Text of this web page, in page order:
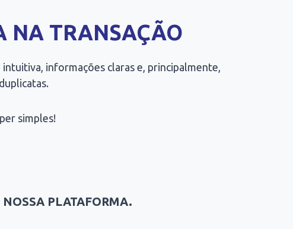
NA TRANSAÇÃO
informações claras e, principalmente,
simples!
PLATAFORMA.